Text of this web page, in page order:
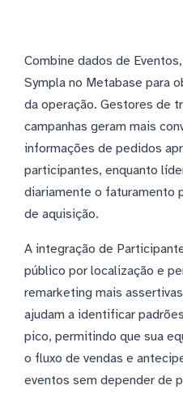
Combine dados de
Sympla no Metabase para
da operação. Gestores de
campanhas geram mais
informações de pedidos
participantes, enquanto
diariamente o faturamento
de aquisição.
A integração de
público por localização e
remarketing mais
ajudam a identificar
pico, permitindo que sua
o fluxo de vendas e
eventos sem depender de